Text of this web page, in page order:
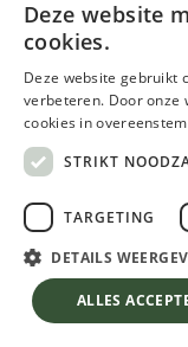
Woca
2.81€
Inclusief btw
Deze website
cookies.
Deze website gebruikt
verbeteren. Door onze
cookies in
STRIKT
TARGETING
DETAILS
ALLES